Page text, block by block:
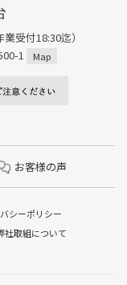
受付18:30迄）
1
Map
お客様の声
シーポリシー
社取組について